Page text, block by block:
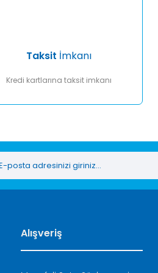
Taksit İmkanı
Kredi kartlarına taksit imkanı
Alışveriş